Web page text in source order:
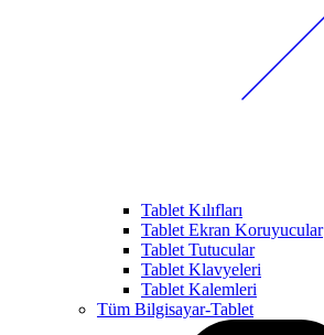
Tablet Kılıfları
Tablet Ekran Koruyucular
Tablet Tutucular
Tablet Klavyeleri
Tablet Kalemleri
Tüm Bilgisayar-Tablet